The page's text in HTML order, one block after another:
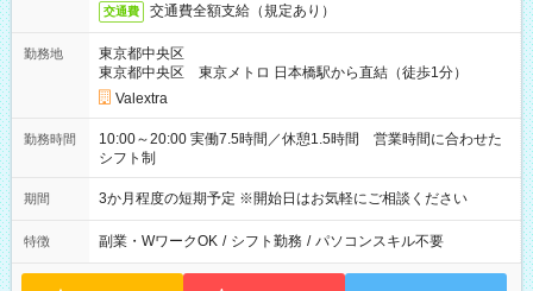
交通費 交通費全額支給（規定あり）
勤務地
東京都中央区
東京都中央区 東京メトロ 日本橋駅から直結（徒歩1分）
Valextra
勤務時間
10:00～20:00 実働7.5時間／休憩1.5時間 営業時間に合わせた
シフト制
期間 3か月程度の短期予定 ※開始日はお気軽にご相談ください
特徴 副業・WワークOK / シフト勤務 / パソコンスキル不要